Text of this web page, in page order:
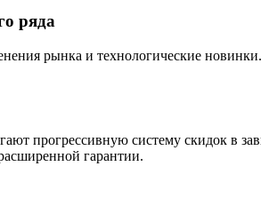
ряда
рынка и технологические
прогрессивную систему скидок в
гарантии.